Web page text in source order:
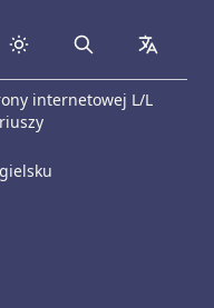
Search
internetowej L/L